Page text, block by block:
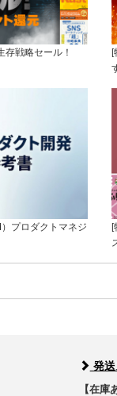
存戦略セール！
プロダクトマネジ
[
発
【在庫